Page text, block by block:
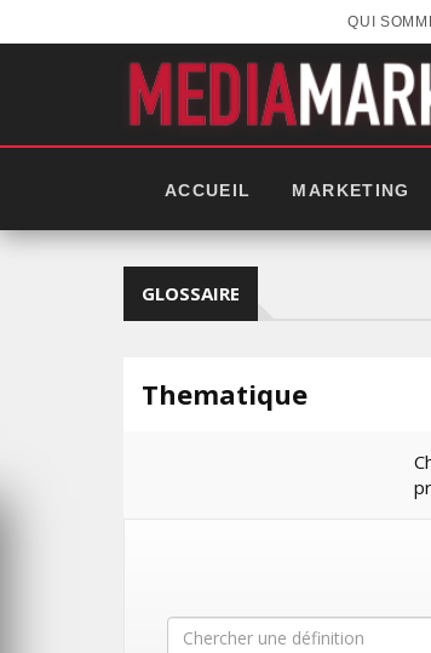
QUI
ACCUEIL MARKETING
GLOSSAIRE
Thematique
MERCREDI 15 MAI 2024